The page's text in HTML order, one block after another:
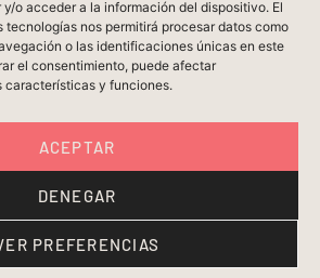
o acceder a la información del dispositivo. El
tecnologías nos permitirá procesar datos como
o las identificaciones únicas en este
el consentimiento, puede afectar
características y funciones.
ACEPTAR
DENEGAR
PREFERENCIAS